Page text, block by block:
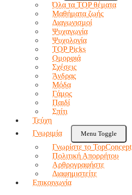
Όλα τα TOP θέματα
Μαθήματα ζωής
Διαγωνισμοί
Ψυχαγωγία
Ψυχολογία
TOP Picks
Ομορφιά
Σχέσεις
Άνδρας
Μόδα
Γάμος
Παιδί
Σπίτι
Τεύχη
Γνωριμία
Menu Toggle
Γνωρίστε το TopConcept
Πολιτική Απορρήτου
Αρθρογραφήστε
Διαφημιστείτε
Επικοινωνία